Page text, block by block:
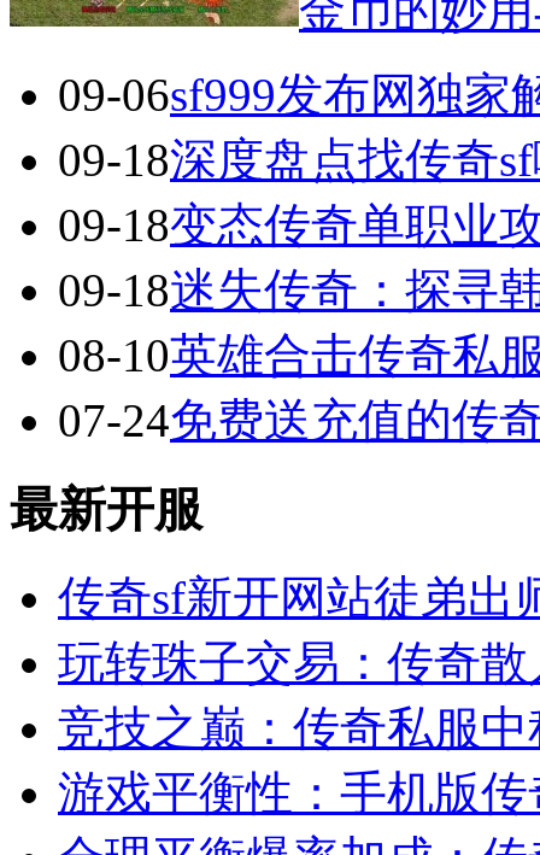
金币的妙
09-06sf999发布网独家
09-18深度盘点找传奇
09-18变态传奇单职业
09-18迷失传奇：探寻
08-10英雄合击传奇私
07-24免费送充值的传
最新开服
传奇sf新开网站徒弟出
玩转珠子交易：传奇
竞技之巅：传奇私服
游戏平衡性：手机版